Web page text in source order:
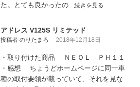
た。とても良かったの.. 続きを見る
アドレス V125S リミテッド
投稿者 のりたまろ 2018年12月18日
・取り付けた商品 ＮＥＯＬ ＰＨ１１
・感想 ちょうどホームページに同一車
種の取付要領が載っていて、それを見な